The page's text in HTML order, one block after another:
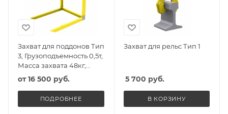
Захват для поддонов Тип
3, Грузоподъемность 0,5т,
Масса захвата 48кг,
Высота захвата 1200мм
от16 500 руб.
ПОДРОБНЕЕ
Захват для рельс Тип 1
5 700 руб.
В КОРЗИНУ